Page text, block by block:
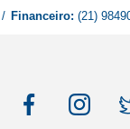
/ Financeiro: (21)